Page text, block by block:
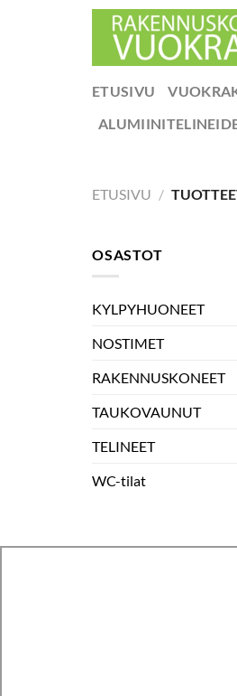
ETUSIVU
ETUSIVU /
OSASTOT
KYLPYHUONEET
NOSTIMET
RAKENNUSKONEET
TAUKOVAUNUT
TELINEET
WC-tilat